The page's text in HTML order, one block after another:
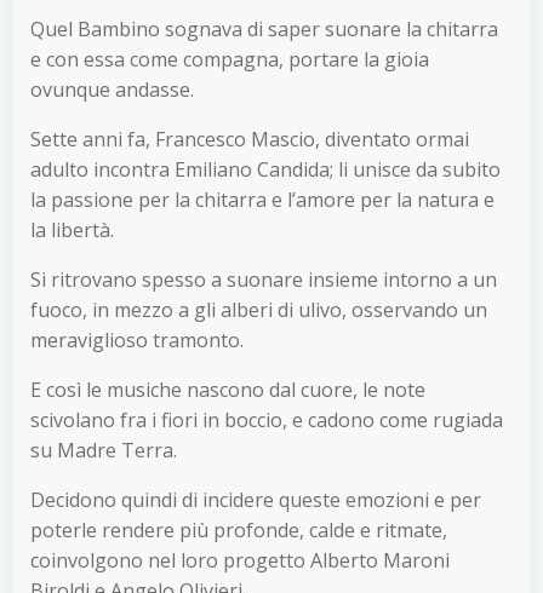
Quel Bambino sognava di saper suonare la chitarra
e con essa come compagna, portare la gioia
ovunque andasse.
Sette anni fa, Francesco Mascio, diventato ormai
adulto incontra Emiliano Candida; li unisce da subito
la passione per la chitarra e l’amore per la natura e
la libertà.
Si ritrovano spesso a suonare insieme intorno a un
fuoco, in mezzo a gli alberi di ulivo, osservando un
meraviglioso tramonto.
E così le musiche nascono dal cuore, le note
scivolano fra i fiori in boccio, e cadono come rugiada
su Madre Terra.
Decidono quindi di incidere queste emozioni e per
poterle rendere più profonde, calde e ritmate,
coinvolgono nel loro progetto Alberto Maroni